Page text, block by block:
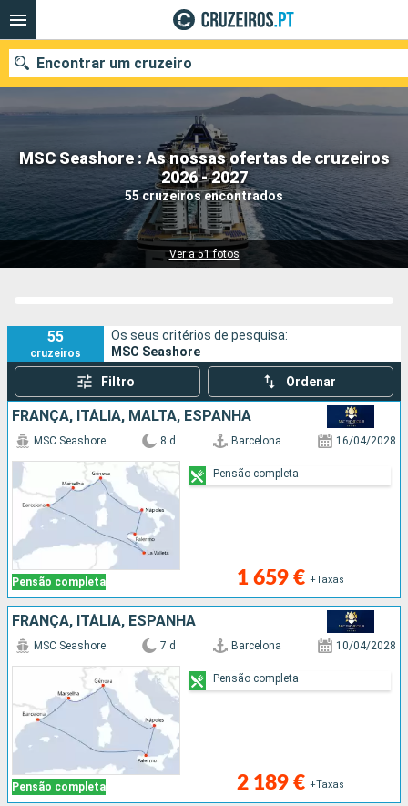
MSC Seashore : As nossas ofertas de cruzeiros
2026 - 2027
55 cruzeiros encontrados
Ver a 51 fotos
Encontrar um cruzeiro
Quando ir?
Data de partida
55
cruzeiros
Os seus critérios de pesquisa:
MSC Seashore
Filtro Ordenar
FRANÇA, ITÁLIA, MALTA, ESPANHA
Pensão completa
MSC Seashore 8 d Barcelona 16/04/2028
1 659 € +Taxas
Pensão completa
FRANÇA, ITÁLIA, ESPANHA
Pensão completa
MSC Seashore 7 d Barcelona 10/04/2028
2 189 € +Taxas
Pensão completa